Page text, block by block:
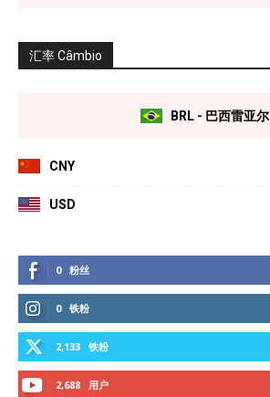
汇率 Câmbio
BRL - 巴西雷亚尔
CNY
USD
0 粉丝
0 铁粉
2,133 铁粉
2,688 用户